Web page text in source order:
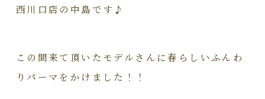
西川口店の中島です♪
この間来て頂いたモデルさんに春らしいふんわ
りパーマをかけました！！